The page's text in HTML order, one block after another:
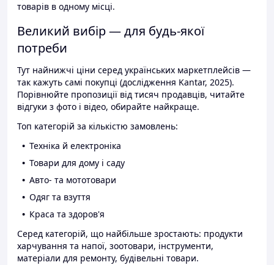
товарів в одному місці.
Великий вибір — для будь-якої
потреби
Тут найнижчі ціни серед українських маркетплейсів —
так кажуть самі покупці (дослідження Kantar, 2025).
Порівнюйте пропозиції від тисяч продавців, читайте
відгуки з фото і відео, обирайте найкраще.
Топ категорій за кількістю замовлень:
Техніка й електроніка
Товари для дому і саду
Авто- та мототовари
Одяг та взуття
Краса та здоров'я
Серед категорій, що найбільше зростають: продукти
харчування та напої, зоотовари, інструменти,
матеріали для ремонту, будівельні товари.